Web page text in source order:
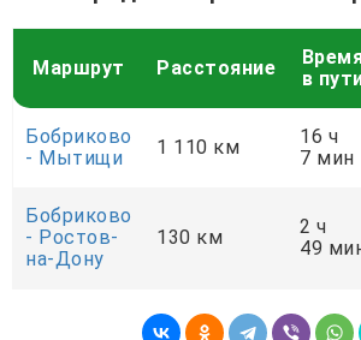
Маршрут Расстояние
в
Бобриково
- Мытищи
1 110 км
16 ч
7 мин
Бобриково
- Ростов-
на-Дону
130 км
2 ч
49